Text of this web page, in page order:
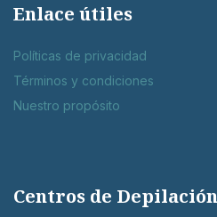
Enlace útiles
Políticas de privacidad
Términos y condiciones
Nuestro propósito
Centros de